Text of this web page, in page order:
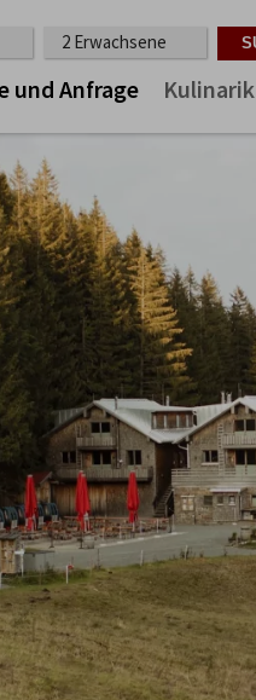
2 Erwachsene
und Anfrage Kulinarik